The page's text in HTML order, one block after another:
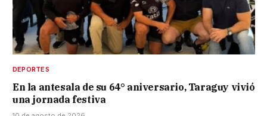
DEPORTES
En la antesala de su 64° aniversario, Taraguy vivió
una jornada festiva